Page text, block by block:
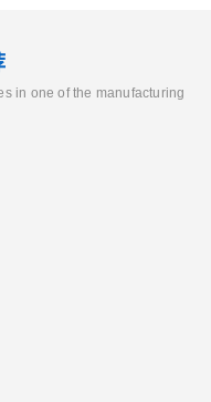
in one of the manufacturing